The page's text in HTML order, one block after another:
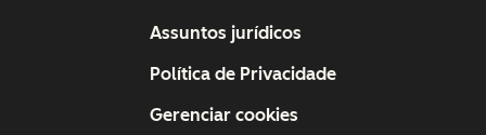
Assuntos jurídicos
Política de Privacidade
Gerenciar cookies